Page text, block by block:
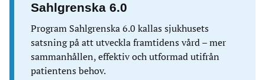
Sahlgrenska 6.0
Program Sahlgrenska 6.0 kallas sjukhusets
satsning på att utveckla framtidens vård – mer
sammanhållen, effektiv och utformad utifrån
patientens behov.